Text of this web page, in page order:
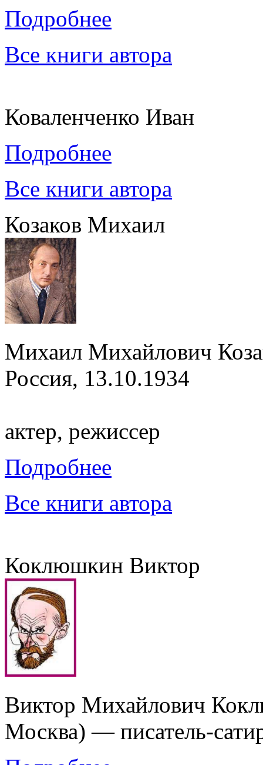
Подробнее
Все книги автора
Коваленченко Иван
Подробнее
Все книги автора
Козаков Михаил
Михаил Михайлович
Россия, 13.10.1934
актер, режиссер
Подробнее
Все книги автора
Коклюшкин Виктор
Виктор Михайлович
Москва) — писатель-